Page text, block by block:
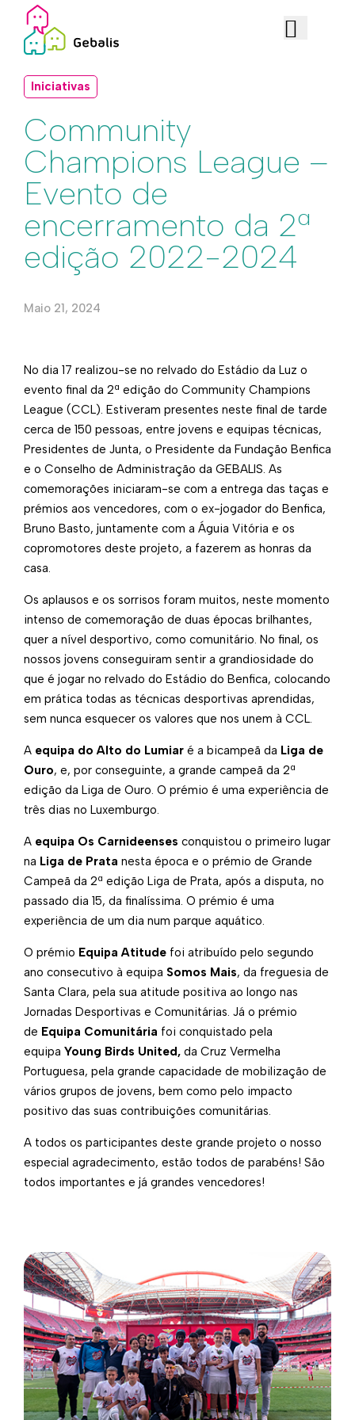
Iniciativas
Community
Champions League –
Evento de
encerramento da 2ª
edição 2022-2024
Maio 21, 2024
No dia 17 realizou-se no relvado do Estádio da Luz o
evento final da 2ª edição do Community Champions
League (CCL). Estiveram presentes neste final de tarde
cerca de 150 pessoas, entre jovens e equipas técnicas,
Presidentes de Junta, o Presidente da Fundação Benfica
e o Conselho de Administração da GEBALIS. As
comemorações iniciaram-se com a entrega das taças e
prémios aos vencedores, com o ex-jogador do Benfica,
Bruno Basto, juntamente com a Águia Vitória e os
copromotores deste projeto, a fazerem as honras da
casa.
Os aplausos e os sorrisos foram muitos, neste momento
intenso de comemoração de duas épocas brilhantes,
quer a nível desportivo, como comunitário. No final, os
nossos jovens conseguiram sentir a grandiosidade do
que é jogar no relvado do Estádio do Benfica, colocando
em prática todas as técnicas desportivas aprendidas,
sem nunca esquecer os valores que nos unem à CCL.
A equipa do Alto do Lumiar é a bicampeã da Liga de
Ouro, e, por conseguinte, a grande campeã da 2ª
edição da Liga de Ouro. O prémio é uma experiência de
três dias no Luxemburgo.
A equipa Os Carnideenses conquistou o primeiro lugar
na Liga de Prata nesta época e o prémio de Grande
Campeã da 2ª edição Liga de Prata, após a disputa, no
passado dia 15, da finalíssima. O prémio é uma
experiência de um dia num parque aquático.
O prémio Equipa Atitude foi atribuído pelo segundo
ano consecutivo à equipa Somos Mais, da freguesia de
Santa Clara, pela sua atitude positiva ao longo nas
Jornadas Desportivas e Comunitárias. Já o prémio
de Equipa Comunitária foi conquistado pela
equipa Young Birds United, da Cruz Vermelha
Portuguesa, pela grande capacidade de mobilização de
vários grupos de jovens, bem como pelo impacto
positivo das suas contribuições comunitárias.
A todos os participantes deste grande projeto o nosso
especial agradecimento, estão todos de parabéns! São
todos importantes e já grandes vencedores!​